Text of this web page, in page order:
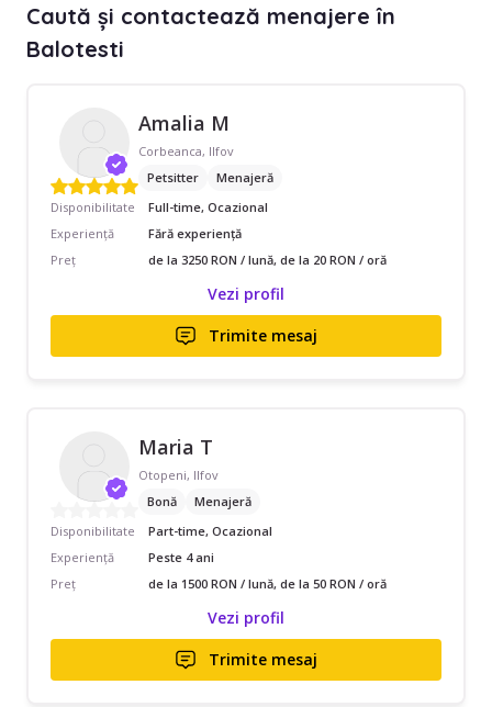
Caută și contactează menajere în
Balotesti
Amalia M
Corbeanca, Ilfov
Petsitter
Menajeră
Disponibilitate
Full-time, Ocazional
Experiență
Fără experiență
Preț
de la 3250 RON / lună, de la 20 RON / oră
Vezi profil
Trimite mesaj
Maria T
Otopeni, Ilfov
Bonă
Menajeră
Disponibilitate
Part-time, Ocazional
Experiență
Peste 4 ani
Preț
de la 1500 RON / lună, de la 50 RON / oră
Vezi profil
Trimite mesaj